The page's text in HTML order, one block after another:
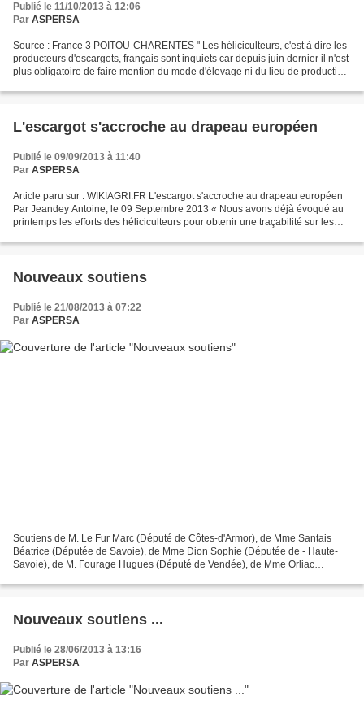
Publié le 11/10/2013 à 12:06
Par ASPERSA
Source : France 3 POITOU-CHARENTES " Les héliciculteurs, c'est à dire les
producteurs d'escargots, français sont inquiets car depuis juin dernier il n'est
plus obligatoire de faire mention du mode d'élevage ni du lieu de production
L'escargot s'accroche au drapeau européen
Publié le 09/09/2013 à 11:40
Par ASPERSA
Article paru sur : WIKIAGRI.FR L'escargot s'accroche au drapeau européen
Par Jeandey Antoine, le 09 Septembre 2013 « Nous avons déjà évoqué au
printemps les efforts des héliciculteurs pour obtenir une traçabilité sur les
Nouveaux soutiens
Publié le 21/08/2013 à 07:22
Par ASPERSA
Soutiens de M. Le Fur Marc (Député de Côtes-d'Armor), de Mme Santais
Béatrice (Députée de Savoie), de Mme Dion Sophie (Députée de - Haute-
Savoie), de M. Fourage Hugues (Député de Vendée), de Mme Orliac
Nouveaux soutiens ...
Publié le 28/06/2013 à 13:16
Par ASPERSA